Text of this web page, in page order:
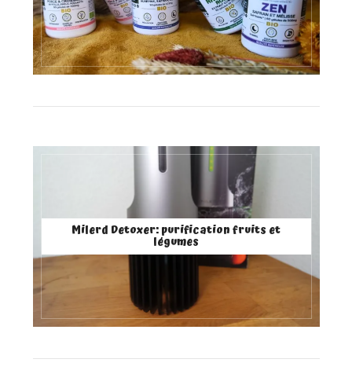
Milerd Detoxer: purification fruits et
légumes